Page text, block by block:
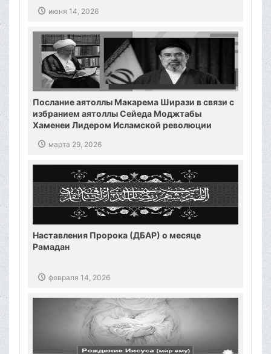
июня 14, 2026
Послание аятоллы Макарема Ширази в связи с
избранием аятоллы Сейеда Моджтабы
Хаменеи Лидером Исламской революции
марта 29, 2026
Наставления Пророка (ДБАР) о месяце
Рамадан
февраля 14, 2026